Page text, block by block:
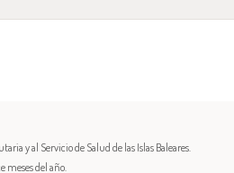
y al Servicio de Salud de las Islas Baleares.
meses del año.